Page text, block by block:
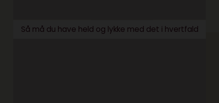
Så må du have held og lykke med det i hvertfald